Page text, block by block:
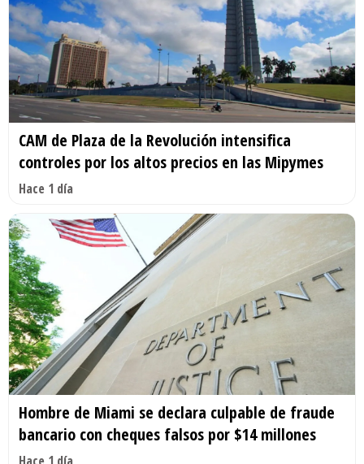
CAM de Plaza de la Revolución intensifica
controles por los altos precios en las Mipymes
Hace 1 día
Hombre de Miami se declara culpable de fraude
bancario con cheques falsos por $14 millones